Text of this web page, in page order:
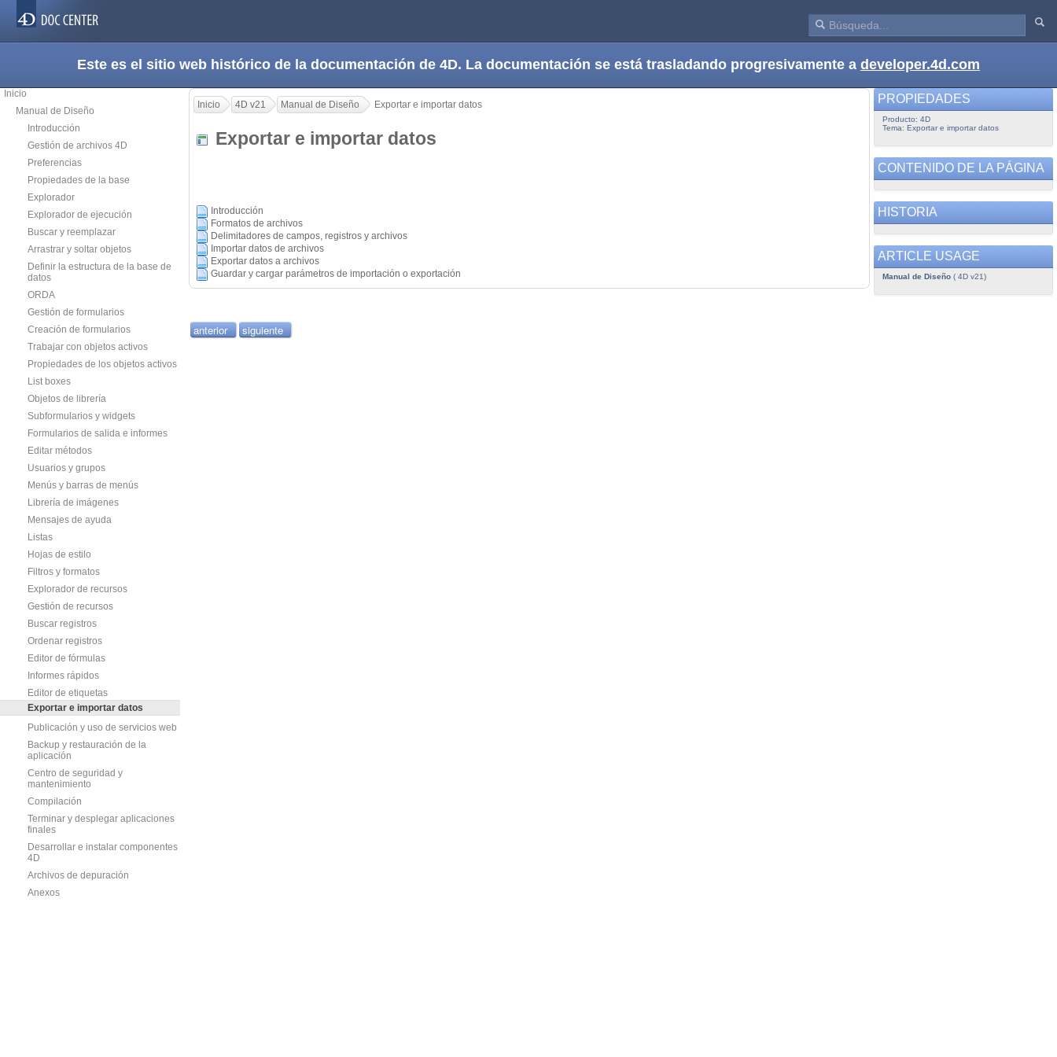
Este es el sitio web histórico de la documentación de 4D. La documentación se está trasladando progresivamente a developer.4d.com
Inicio
Manual de Diseño
Introducción
Gestión de archivos 4D
Preferencias
Propiedades de la base
Explorador
Explorador de ejecución
Buscar y reemplazar
Arrastrar y soltar objetos
Definir la estructura de la base de
datos
ORDA
Gestión de formularios
Creación de formularios
Trabajar con objetos activos
Propiedades de los objetos activos
List boxes
Objetos de librería
Subformularios y widgets
Formularios de salida e informes
Editar métodos
Usuarios y grupos
Menús y barras de menús
Librería de imágenes
Mensajes de ayuda
Listas
Hojas de estilo
Filtros y formatos
Explorador de recursos
Gestión de recursos
Buscar registros
Ordenar registros
Editor de fórmulas
Informes rápidos
Editor de etiquetas
Exportar e importar datos
Publicación y uso de servicios web
Backup y restauración de la
aplicación
Centro de seguridad y
mantenimiento
Compilación
Terminar y desplegar aplicaciones
finales
Desarrollar e instalar componentes
4D
Archivos de depuración
Anexos
Inicio 4D v21 Manual de Diseño Exportar e importar datos
Exportar e importar datos
Introducción
Formatos de archivos
Delimitadores de campos, registros y archivos
Importar datos de archivos
Exportar datos a archivos
Guardar y cargar parámetros de importación o exportación
anterior siguiente
PROPIEDADES
Producto: 4D
Tema: Exportar e importar datos
CONTENIDO DE LA PÁGINA
HISTORIA
ARTICLE USAGE
Manual de Diseño( 4D v21)